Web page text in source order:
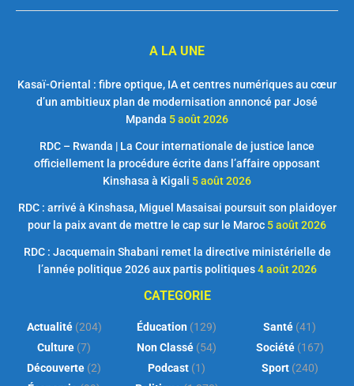
A LA UNE
Kasaï-Oriental : fibre optique, IA et centres numériques au cœur
d’un ambitieux plan de modernisation annoncé par José
Mpanda 5 août 2026
RDC – Rwanda | La Cour internationale de justice lance
officiellement la procédure écrite dans l’affaire opposant
Kinshasa à Kigali 5 août 2026
RDC : arrivé à Kinshasa, Miguel Masaisai poursuit son plaidoyer
pour la paix avant de mettre le cap sur le Maroc 5 août 2026
RDC : Jacquemain Shabani remet la directive ministérielle de
l’année politique 2026 aux partis politiques 4 août 2026
CATEGORIE
Actualité(204)
Culture (7)
Découverte (2)
Éducation (129)
Non Classé (54)
Podcast (1)
Santé (41)
Société(167)
Sport(240)